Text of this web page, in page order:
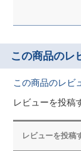
この商品のレ
この商品のレビ
レビューを投稿
レビューを投稿